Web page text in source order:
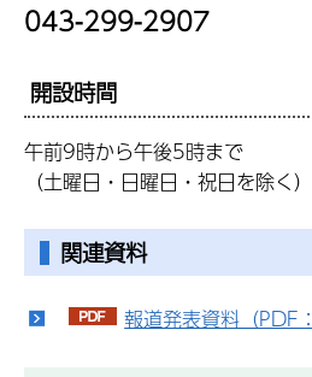
043-299-2907
開設時間
午前9時から午後5時まで
（土曜日・日曜日・祝日を除く）
関連資料
報道発表資料（PDF